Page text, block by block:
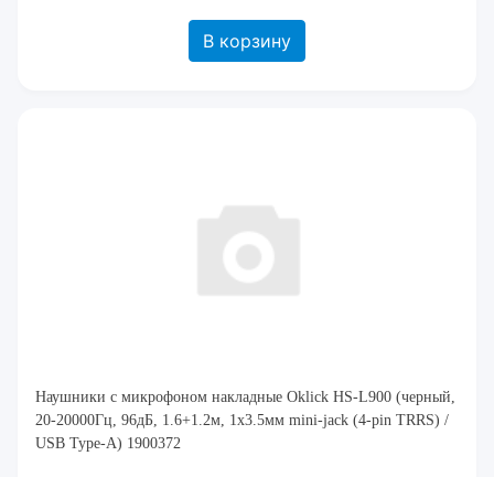
В корзину
Наушники с микрофоном накладные Oklick HS-L900 (черный,
20-20000Гц, 96дБ, 1.6+1.2м, 1x3.5мм mini-jack (4-pin TRRS) /
USB Type-A) 1900372